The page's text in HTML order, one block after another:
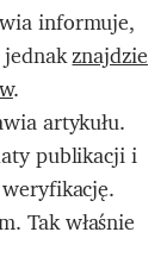
informuje,
jednakznajdzie
.
artykułu.
publikacji i
Tak właśnie